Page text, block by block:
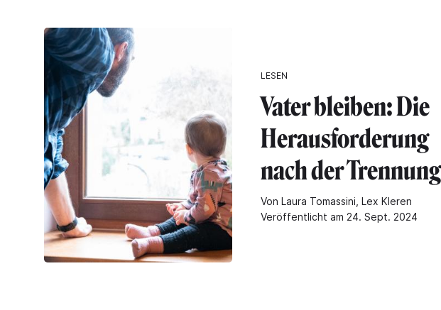
LESEN
Vater bleiben: Die
Herausforderung
nach der Trennung
Von Laura Tomassini, Lex Kleren
Veröffentlicht am 24. Sept. 2024